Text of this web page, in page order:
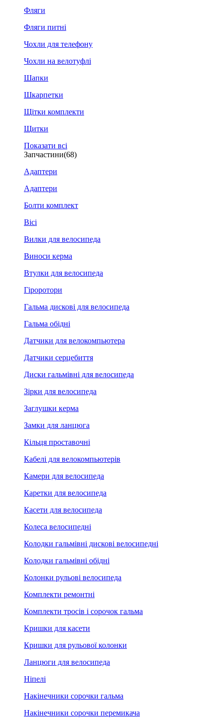
Фляги
Фляги питні
Чохли для телефону
Чохли на велотуфлі
Шапки
Шкарпетки
Щітки комплекти
Щитки
Показати всі
Запчастини(68)
Адаптери
Адаптери
Болти комплект
Вісі
Вилки для велосипеда
Виноси керма
Втулки для велосипеда
Гіроротори
Гальма дискові для велосипеда
Гальма обідні
Датчики для велокомпьютера
Датчики серцебиття
Диски гальмівні для велосипеда
Зірки для велосипеда
Заглушки керма
Замки для ланцюга
Кільця проставочні
Кабелі для велокомпьютерів
Камери для велосипеда
Каретки для велосипеда
Касети для велосипеда
Колеса велосипедні
Колодки гальмівні дискові велосипедні
Колодки гальмівні обідні
Колонки рульові велосипеда
Комплекти ремонтні
Комплекти тросів і сорочок гальма
Кришки для касети
Кришки для рульової колонки
Ланцюги для велосипеда
Ніпелі
Накінечники сорочки гальма
Накінечники сорочки перемикача